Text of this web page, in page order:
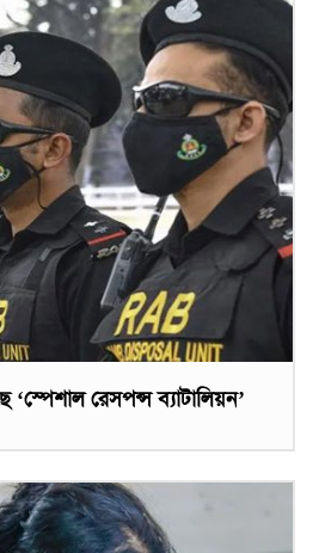
রেসপন্স ব্যাটালিয়ন’